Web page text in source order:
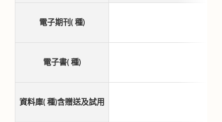
電子期刊( 種)
電子書( 種)
資料庫( 種)含贈送及試用